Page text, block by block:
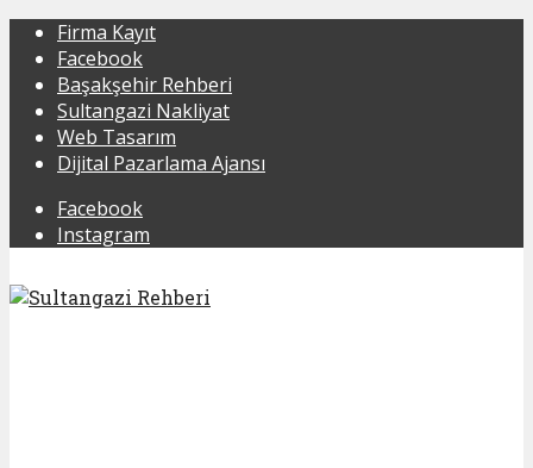
Firma Kayıt
Facebook
Başakşehir Rehberi
Sultangazi Nakliyat
Web Tasarım
Dijital Pazarlama Ajansı
Facebook
Instagram